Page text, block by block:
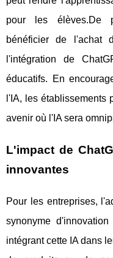
pour les élèves.De
bénéficier de l'achat
l'intégration de
éducatifs. En
l'IA, les établissements
avenir où l'IA sera
L'impact de
innovantes
Pour les entreprises,
synonyme
intégrant cette IA dans